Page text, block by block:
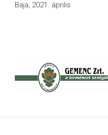
Baja, 2021. április